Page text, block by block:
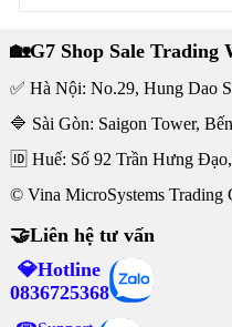
🏡G7 Shop Sale Trading
✅ Hà Nội: No.29, Hung Dao
🔷 Sài Gòn: Saigon Tower,
🆔 Huế: Số 92 Trần Hưng
© Vina MicroSystems Trading
🤝Liên hệ tư vấn
💎Hotline
0836725368